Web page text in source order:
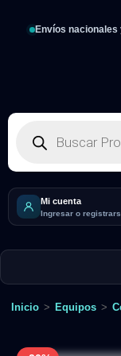
Envíos nacionales
Mi cuenta
Ingresar o
Inicio > Equipos >